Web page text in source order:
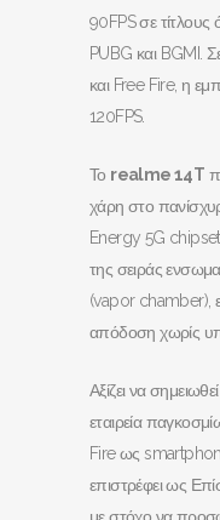
90FPS σε
PUBG και BGMI.
και Free Fire, η
120FPS.
Το realme14T
χάρη στο
Energy 5G
της σειράς
(vapor chamber),
απόδοση χωρίς
Αξίζει να
εταιρεία
Fire ως
επιστρέφει ως